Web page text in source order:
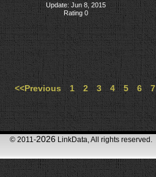
Update: Jun 8, 2015
Rating 0
<<Previous 1 2 3 4 5 6 7
© 2011-2026 LinkData, All rights reserved.